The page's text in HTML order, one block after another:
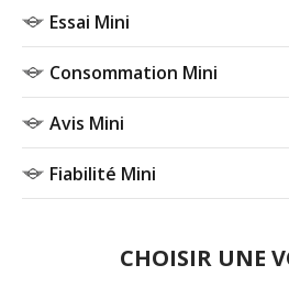
Essai Mini
Consommation Mini
Avis Mini
Fiabilité Mini
CHOISIR UNE